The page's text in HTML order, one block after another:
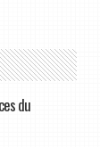
du